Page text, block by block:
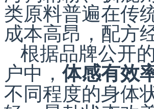
类原料普遍在传
成本高昂，配方
根据品牌公开
户中，体感有效
不同程度的身体